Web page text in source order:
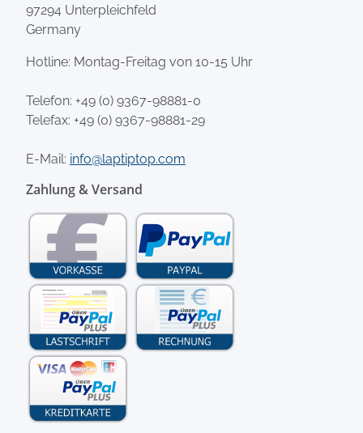
97294 Unterpleichfeld
Germany
Hotline: Montag-Freitag von 10-15 Uhr
Telefon: +49 (0) 9367-98881-0
Telefax: +49 (0) 9367-98881-29
E-Mail: info@laptiptop.com
Zahlung & Versand